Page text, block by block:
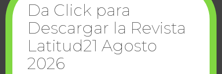
Da Click para
Descargar la Revista
Latitud21 Agosto
2026